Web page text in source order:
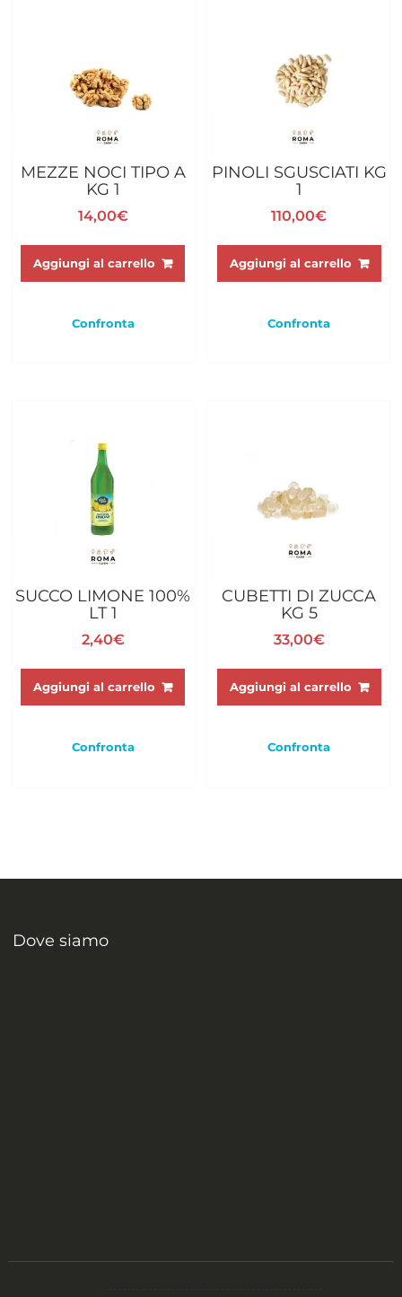
MEZZE NOCI TIPO A
KG 1
14,00€
Aggiungi al carrello
Confronta
PINOLI SGUSCIATI KG
1
110,00€
Aggiungi al carrello
Confronta
SUCCO LIMONE 100%
LT 1
2,40€
Aggiungi al carrello
Confronta
CUBETTI DI ZUCCA
KG 5
33,00€
Aggiungi al carrello
Confronta
Dove siamo